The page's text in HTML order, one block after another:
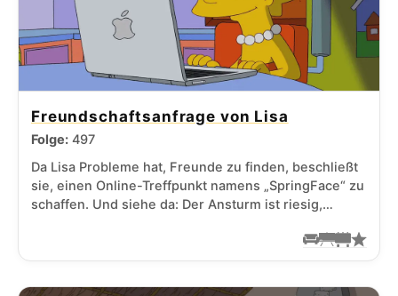
Freundschaftsanfrage von Lisa
Folge: 497
Da Lisa Probleme hat, Freunde zu finden, beschließt
sie, einen Online-Treffpunkt namens „SpringFace“ zu
schaffen. Und siehe da: Der Ansturm ist riesig,…